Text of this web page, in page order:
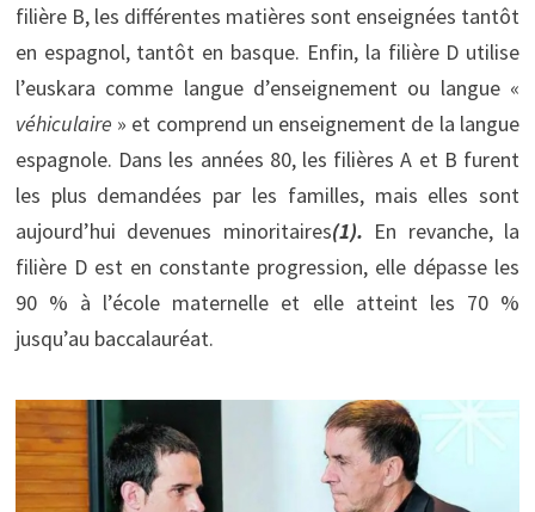
filière B, les différentes matières sont enseignées tantôt
en espagnol, tantôt en basque. Enfin, la filière D utilise
l’euskara comme langue d’enseignement ou langue «
véhiculaire » et comprend un enseignement de la langue
espagnole. Dans les années 80, les filières A et B furent
les plus demandées par les familles, mais elles sont
aujourd’hui devenues minoritaires(1). En revanche, la
filière D est en constante progression, elle dépasse les
90 % à l’école maternelle et elle atteint les 70 %
jusqu’au baccalauréat.